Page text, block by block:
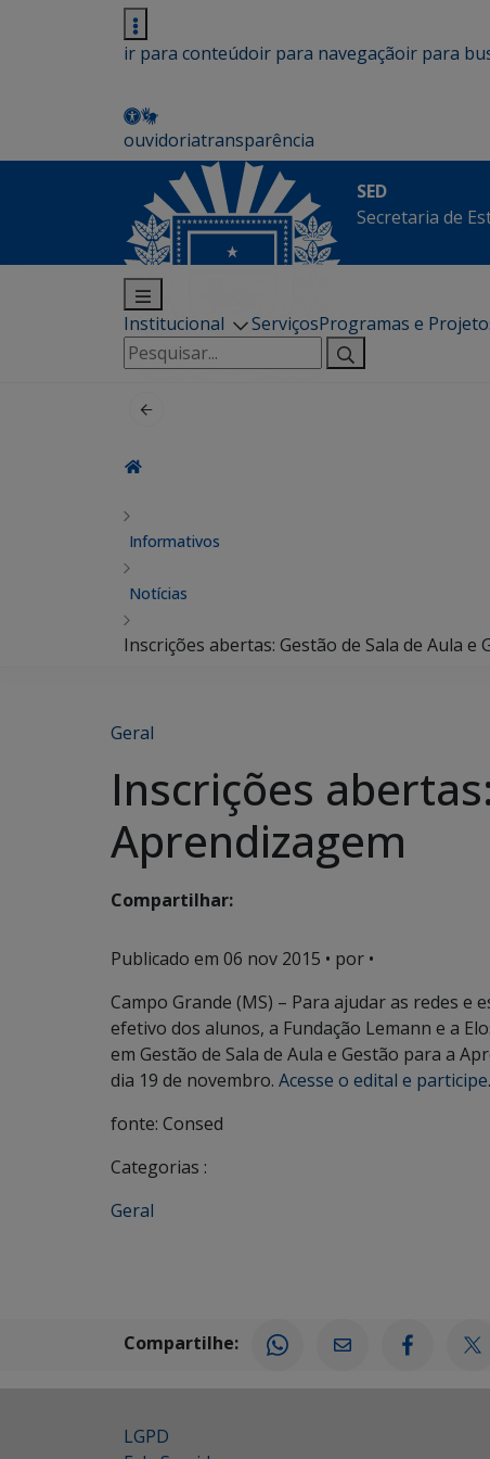
ir para conteúdoir para navegaçãoir para
ouvidoriatransparência
SED
Secretaria de
Institucional ServiçosProgramas e
Pesquisar
por:
Informativos
Notícias
Inscrições abertas: Gestão de Sala de Aula e
Geral
Inscrições
Aprendizagem
Compartilhar:
Publicado em 06 nov 2015 • por •
Campo Grande (MS) – Para ajudar as redes
efetivo dos alunos, a Fundação Lemann e a
em Gestão de Sala de Aula e Gestão para a
dia 19 de novembro. Acesse o edital e participe.
fonte: Consed
Categorias :
Geral
Compartilhe:
LGPD